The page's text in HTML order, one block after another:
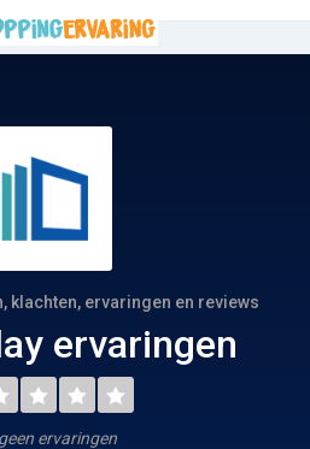
klachten, ervaringen en reviews
ervaringen
ervaringen